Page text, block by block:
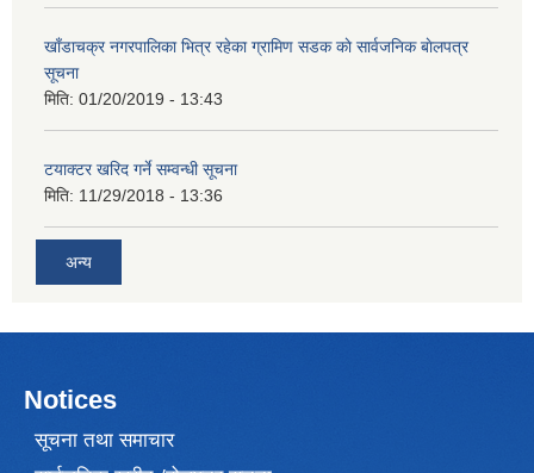
खाँडाचक्र नगरपालिका भित्र रहेका ग्रामिण सडक काे सार्वजनिक बाेलपत्र
सूचना
मिति: 01/20/2019 - 13:43
टयाक्टर खरिद गर्ने सम्वन्धी सूचना
मिति: 11/29/2018 - 13:36
अन्य
Notices
सूचना तथा समाचार